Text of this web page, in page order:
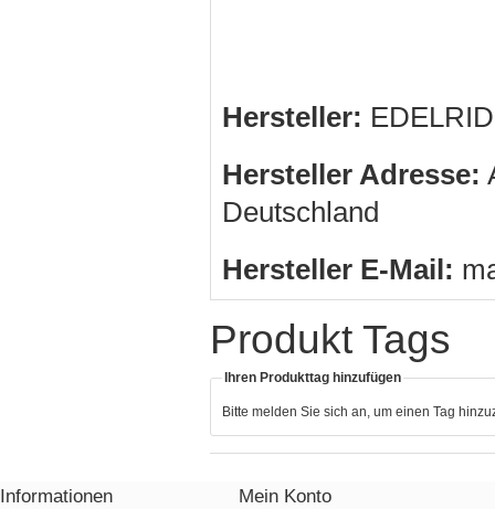
Hersteller:
Hersteller Adresse:
Deutschland
Hersteller E-Mail:
Produkt Tags
Ihren Produkttag hinzufügen
Bitte melden Sie sich an, um einen Tag
Informationen Mein Konto